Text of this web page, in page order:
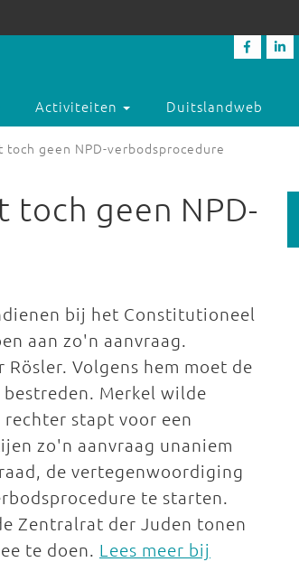
Activiteiten Duitslandweb
geen NPD-verbodsprocedure
toch geen NPD-
bij het Constitutioneel
aan zo'n aanvraag.
Volgens hem moet de
Merkel wilde
stapt voor een
zo'n aanvraag unaniem
de vertegenwoordiging
te starten.
Zentralrat der Juden tonen
te doen. Lees meer bij